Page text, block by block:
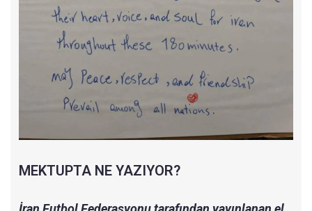
MEKTUPTA NE YAZIYOR?